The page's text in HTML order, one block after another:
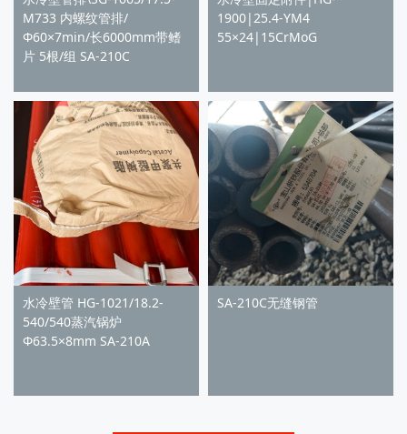
M733 内螺纹管排/
Φ60×7min/长6000mm带鳍
片 5根/组 SA-210C
1900|25.4-YM4
55×24|15CrMoG
水冷壁管 HG-1021/18.2-
540/540蒸汽锅炉
Φ63.5×8mm SA-210A
SA-210C无缝钢管